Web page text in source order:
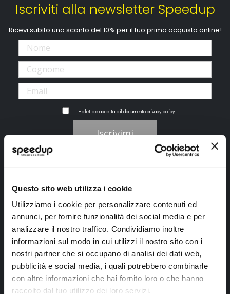
Questo sito web utilizza i cookie
Utilizziamo i cookie per personalizzare contenuti ed
annunci, per fornire funzionalità dei social media e per
analizzare il nostro traffico. Condividiamo inoltre
informazioni sul modo in cui utilizzi il nostro sito con i
nostri partner che si occupano di analisi dei dati web,
pubblicità e social media, i quali potrebbero combinarle
con altre informazioni che hai fornito loro o che hanno
raccolto dal tuo utilizzo dei loro servizi.
Iscriviti alla newsletter Speedup
Ricevi subito uno sconto del 10% per il tuo primo acquisto online!
Ho letto e accettato il documentoprivacy policy
Iscrivimi
SpeedUp.it